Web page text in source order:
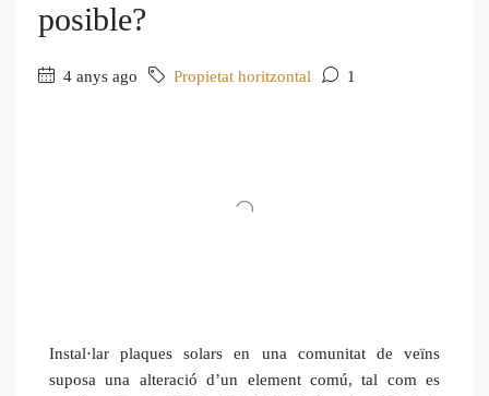
posible?
4 anys ago Propietat horitzontal 1
Instal·lar plaques solars en una comunitat de veïns
suposa una alteració d’un element comú, tal com es